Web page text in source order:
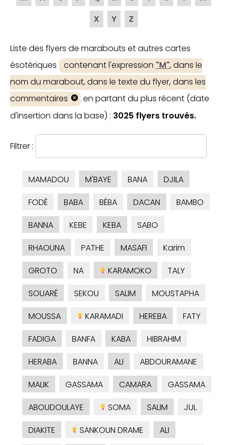
X
Y Z
Liste des flyers de marabouts et autres cartes
ésotériques
contenant l'expression "M", dans le
nom du marabout, dans le texte du flyer, dans les
commentaires
en partant du plus récent (date
d'insertion dans la base) : 3025 flyers trouvés.
Filtrer :
MAMADOU M'BAYE BANA
DJILA
FODÉ
BABA BÉBA DACAN
BAMBO
BANNA
KEBE KEBA
SABO
RHAOUNA
PATHE MASAFI
Karim
GROTO
NA KARAMOKO
TALY
SOUARÉ
SEKOU SALIM
MOUSTAPHA
MOUSSA
KARAMADI HEREBA
FATY
FADIGA
BANFA KABA
HIBRAHIM
HERABA
BANNA ALI
ABDOURAMANE
MALIK
GASSAMA CAMARA
GASSAMA
ABOUDOULAYE
SOMA SALIM
JUL
DIAKITE
SANKOUN DRAME
ALI